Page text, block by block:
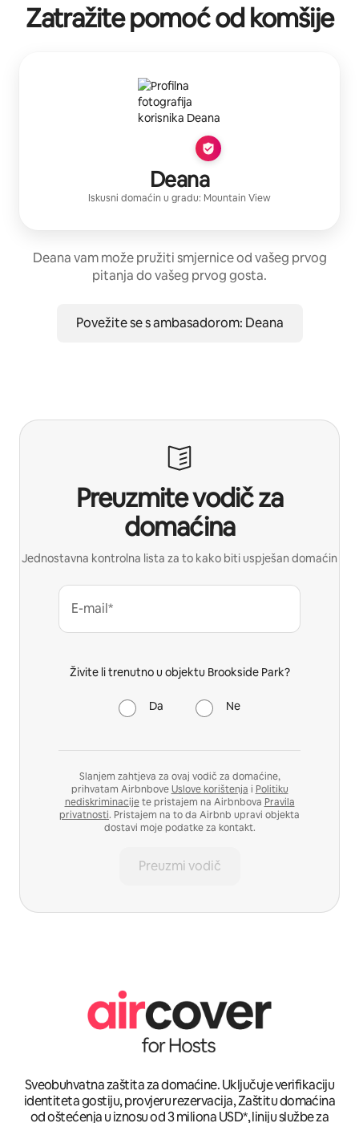
Zatražite pomoć od komšije
Deana
Iskusni domaćin u gradu: Mountain View
Deana vam može pružiti smjernice od vašeg prvog
pitanja do vašeg prvog gosta.
Povežite se s ambasadorom: Deana
Preuzmite vodič za
domaćina
Jednostavna kontrolna lista za to kako biti uspješan domaćin
E-mail*
Živite li trenutno u objektu Brookside Park?
Da Ne
Slanjem zahtjeva za ovaj vodič za domaćine,
prihvatam AirbnboveUslove korištenja i Politiku
nediskriminacijete pristajem na Airbnbova Pravila
privatnosti. Pristajem na to da Airbnb upravi objekta
dostavi moje podatke za kontakt.
Preuzmi vodič
Sveobuhvatna zaštita za domaćine. Uključuje verifikaciju
identiteta gostiju, provjeru rezervacija, Zaštitu domaćina
od oštećenja u iznosu od 3 miliona USD*, liniju službe za